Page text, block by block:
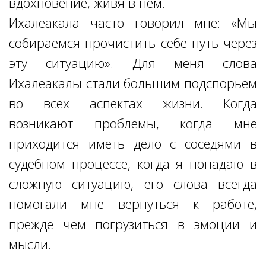
Ихалеакала часто говорил мне: «Мы
собираемся прочистить себе путь через
эту ситуацию». Для меня слова
Ихалеакалы стали большим подспорьем
во всех аспектах жизни. Когда
возникают проблемы, когда мне
приходится иметь дело с соседями в
судебном процессе, когда я попадаю в
сложную ситуацию, его слова всегда
помогали мне вернуться к работе,
прежде чем погрузиться в эмоции и
мысли.